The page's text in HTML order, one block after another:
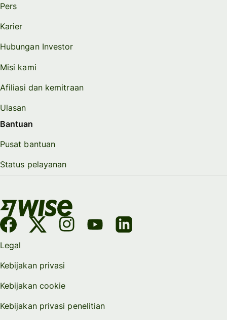
Pers
Karier
Hubungan Investor
Misi kami
Afiliasi dan kemitraan
Ulasan
Bantuan
Pusat bantuan
Status pelayanan
Legal
Kebijakan privasi
Kebijakan cookie
Kebijakan privasi penelitian